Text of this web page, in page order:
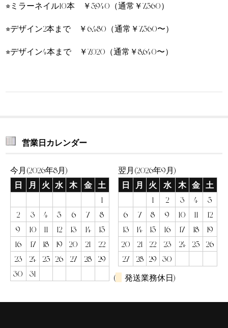
⭐︎ミラーネイル10本 ￥5,940（通常￥7,560）
⭐︎デザイン2本まで ￥6,480（通常￥7,560〜）
⭐︎デザイン4本まで ￥7,020（通常￥8,640〜）
営業日カレンダー
今月(2026年8月)
日
月 火 水 木 金
土
1
2
3 4 5 6 7
8
9
10 11 12 13 14
15
16
17 18 19 20 21
22
23
24 25 26 27 28
29
30
31
翌月(2026年9月)
日
月 火 水 木 金
土
1
2 3 4
5
6
7 8 9 10 11
12
13
14 15 16 17 18
19
20
21 22 23 24 25
26
27
28 29
30
(
発送業務休日)